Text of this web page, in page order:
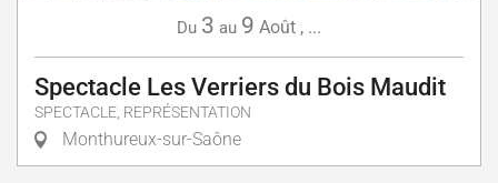
Du 3 au 9 Août , ...
Spectacle Les Verriers du Bois Maudit
SPECTACLE, REPRÉSENTATION
Monthureux-sur-Saône